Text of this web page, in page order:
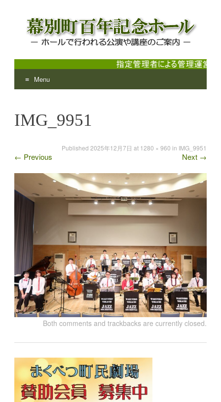
幕別町百年記念ホール
ホールで行われる公演や講座のご案内
Menu
content
IMG_9951
Published 2025年12月7日 at 1280 × 960 in IMG_9951
← Previous Next →
Both comments and trackbacks are currently closed.